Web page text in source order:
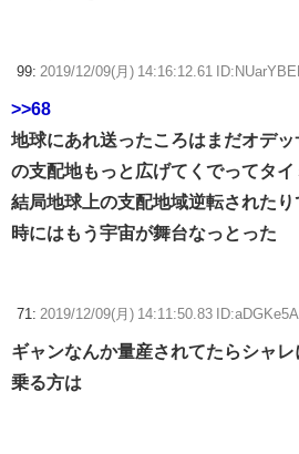
99: 2019/12/09(月) 14:16:12.61
>>68
地球にあれ送ったころはまだオデ
の支配地もっと広げてくでってタイ
結局地球上の支配地域逆転された
時にはもう宇宙が舞台なっとった
71: 2019/12/09(月) 14:11:50.83
ギャンなんか量産されてたらシャ
乗る方は